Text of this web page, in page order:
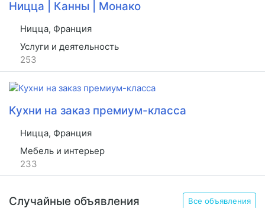
Ницца | Канны | Монако
Ницца, Франция
Услуги и деятельность
253
Кухни на заказ премиум-класса
Ницца, Франция
Мебель и интерьер
233
Случайные объявления Все объявления